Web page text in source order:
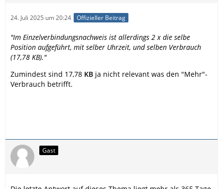
24. Juli 2025 um 20:24 Offizieller Beitrag
"Im Einzelverbindungsnachweis ist allerdings 2 x die selbe
Position aufgeführt, mit selber Uhrzeit, und selben Verbrauch
(17,78 KB)."
Zumindest sind 17,78 KB ja nicht relevant was den "Mehr"-
Verbrauch betrifft.
Gast